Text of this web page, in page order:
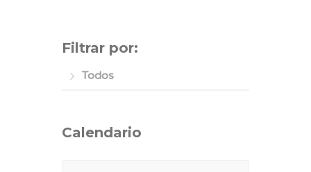
Filtrar por:
Todos
Calendario